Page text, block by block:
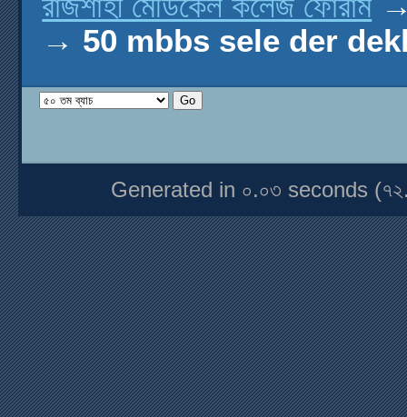
→ 50 mbbs sele der
Generated in ০.০৩ seconds